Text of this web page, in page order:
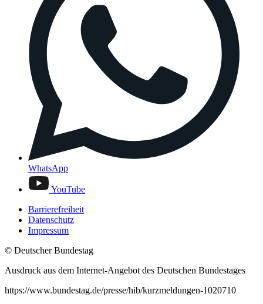
WhatsApp
YouTube
Barrierefreiheit
Datenschutz
Impressum
© Deutscher Bundestag
Ausdruck aus dem Internet-Angebot des Deutschen Bundestages
https://www.bundestag.de/presse/hib/kurzmeldungen-1020710